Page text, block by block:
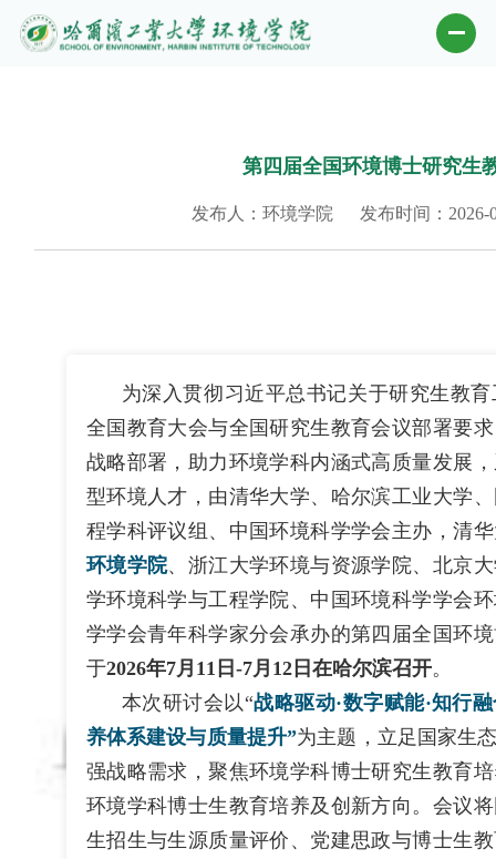
第四届全国环境博士研究生
发布人：环境学院 发布时间：2026-
为深入贯彻习近平总书记关于研究生教
全国教育大会与全国研究生教育会议部署要
战略部署，助力环境学科内涵式高质量发展
型环境人才，由清华大学、哈尔滨工业大学
程学科评议组、中国环境科学学会主办，清
环境学院、浙江大学环境与资源学院、北京
学环境科学与工程学院、中国环境科学学会
学学会青年科学家分会承办的第四届全国环
于2026年7月11日-7月12日在哈尔滨召开。
本次研讨会以“战略驱动·数字赋能·知行
养体系建设与质量提升”为主题， 立足国家生
强战略需求，聚焦环境学科博士研究生教育
环境学科博士生教育培养及创新方向。会议
生招生与生源质量评价、党建思政与博士生